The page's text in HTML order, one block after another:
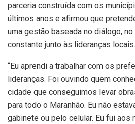
parceria construída com os
últimos anos e afirmou que
uma gestão baseada no diálogo,
constante junto às lideranças locais.
“Eu aprendi a trabalhar com os
lideranças. Foi ouvindo quem
cidade que conseguimos levar
para todo o Maranhão. Eu não
gabinete ou pelo celular. Eu fui aos